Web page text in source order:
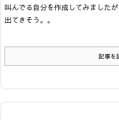
叫んでる自分を作成してみましたが
出てきそう。。
記事を